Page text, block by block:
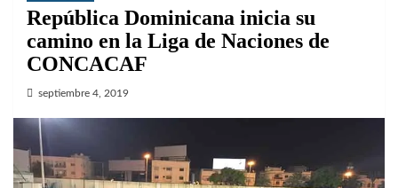
República Dominicana inicia su
camino en la Liga de Naciones de
CONCACAF
septiembre 4, 2019